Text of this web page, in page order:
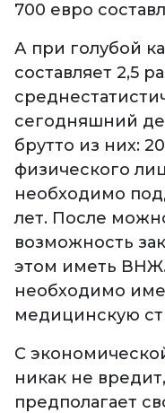
700 евро
А при голубой
составляет 2,5
сегодняшний
брутто из них:
физического
необходимо
лет. После
возможность
этом иметь ВНЖ.
необходимо
медицинскую
С
никак не
предполагает